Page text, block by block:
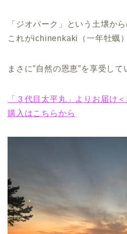
「ジオパーク」という土壌か
これがichinenkaki（一年牡蠣
まさに”自然の恩恵”を享受して
「３代目太平丸」よりお届け
購入はこちらから